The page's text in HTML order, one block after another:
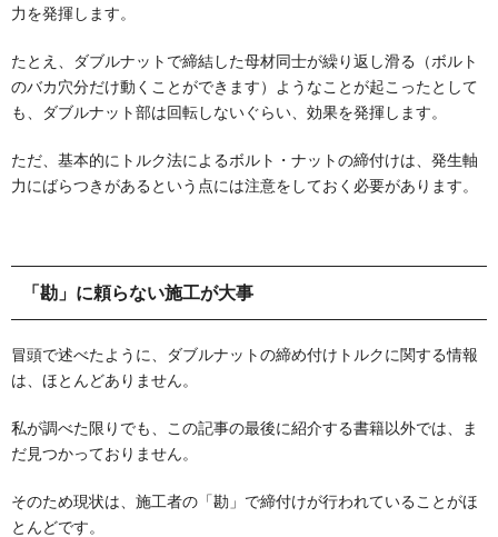
力を発揮します。
たとえ、ダブルナットで締結した母材同士が繰り返し滑る（ボルト
のバカ穴分だけ動くことができます）ようなことが起こったとして
も、ダブルナット部は回転しないぐらい、効果を発揮します。
ただ、基本的にトルク法によるボルト・ナットの締付けは、発生軸
力にばらつきがあるという点には注意をしておく必要があります。
「勘」に頼らない施工が大事
冒頭で述べたように、ダブルナットの締め付けトルクに関する情報
は、ほとんどありません。
私が調べた限りでも、この記事の最後に紹介する書籍以外では、ま
だ見つかっておりません。
そのため現状は、施工者の「勘」で締付けが行われていることがほ
とんどです。